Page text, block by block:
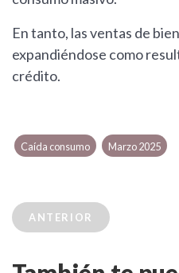
En tanto, las ventas de
expandiéndose como
crédito.
Caída consumo Marzo 2025
ANTERIOR